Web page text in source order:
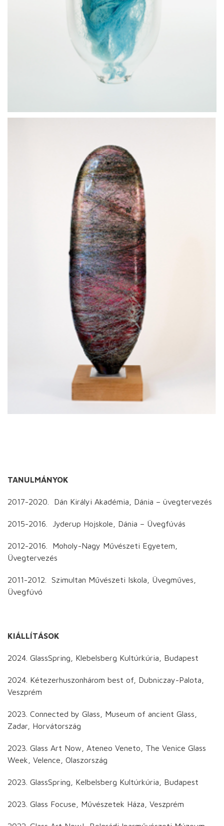
TANULMÁNYOK
2017-2020. Dán Királyi Akadémia, Dánia – üvegtervezés
2015-2016. Jyderup Hojskole, Dánia – Üvegfúvás
2012-2016. Moholy-Nagy Művészeti Egyetem,
Üvegtervezés
2011-2012. Szimultan Művészeti Iskola, Üvegműves,
Üvegfúvó
KIÁLLÍTÁSOK
2024. GlassSpring, Klebelsberg Kultúrkúria, Budapest
2024. Kétezerhuszonhárom best of, Dubniczay-Palota,
Veszprém
2023. Connected by Glass, Museum of ancient Glass,
Zadar, Horvátország
2023. Glass Art Now, Ateneo Veneto, The Venice Glass
Week, Velence, Olaszország
2023. GlassSpring, Kelbelsberg Kultúrkúria, Budapest
2023. Glass Focuse, Művészetek Háza, Veszprém